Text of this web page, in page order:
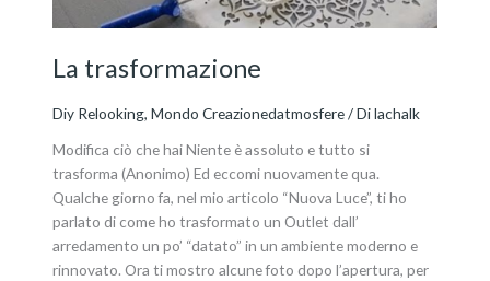
La trasformazione
Diy Relooking,Mondo Creazionedatmosfere/ Dilachalk
Modifica ciò che hai Niente è assoluto e tutto si
trasforma (Anonimo) Ed eccomi nuovamente qua.
Qualche giorno fa, nel mio articolo “Nuova Luce”, ti ho
parlato di come ho trasformato un Outlet dall’
arredamento un po’ “datato” in un ambiente moderno e
rinnovato. Ora ti mostro alcune foto dopo l’apertura, per